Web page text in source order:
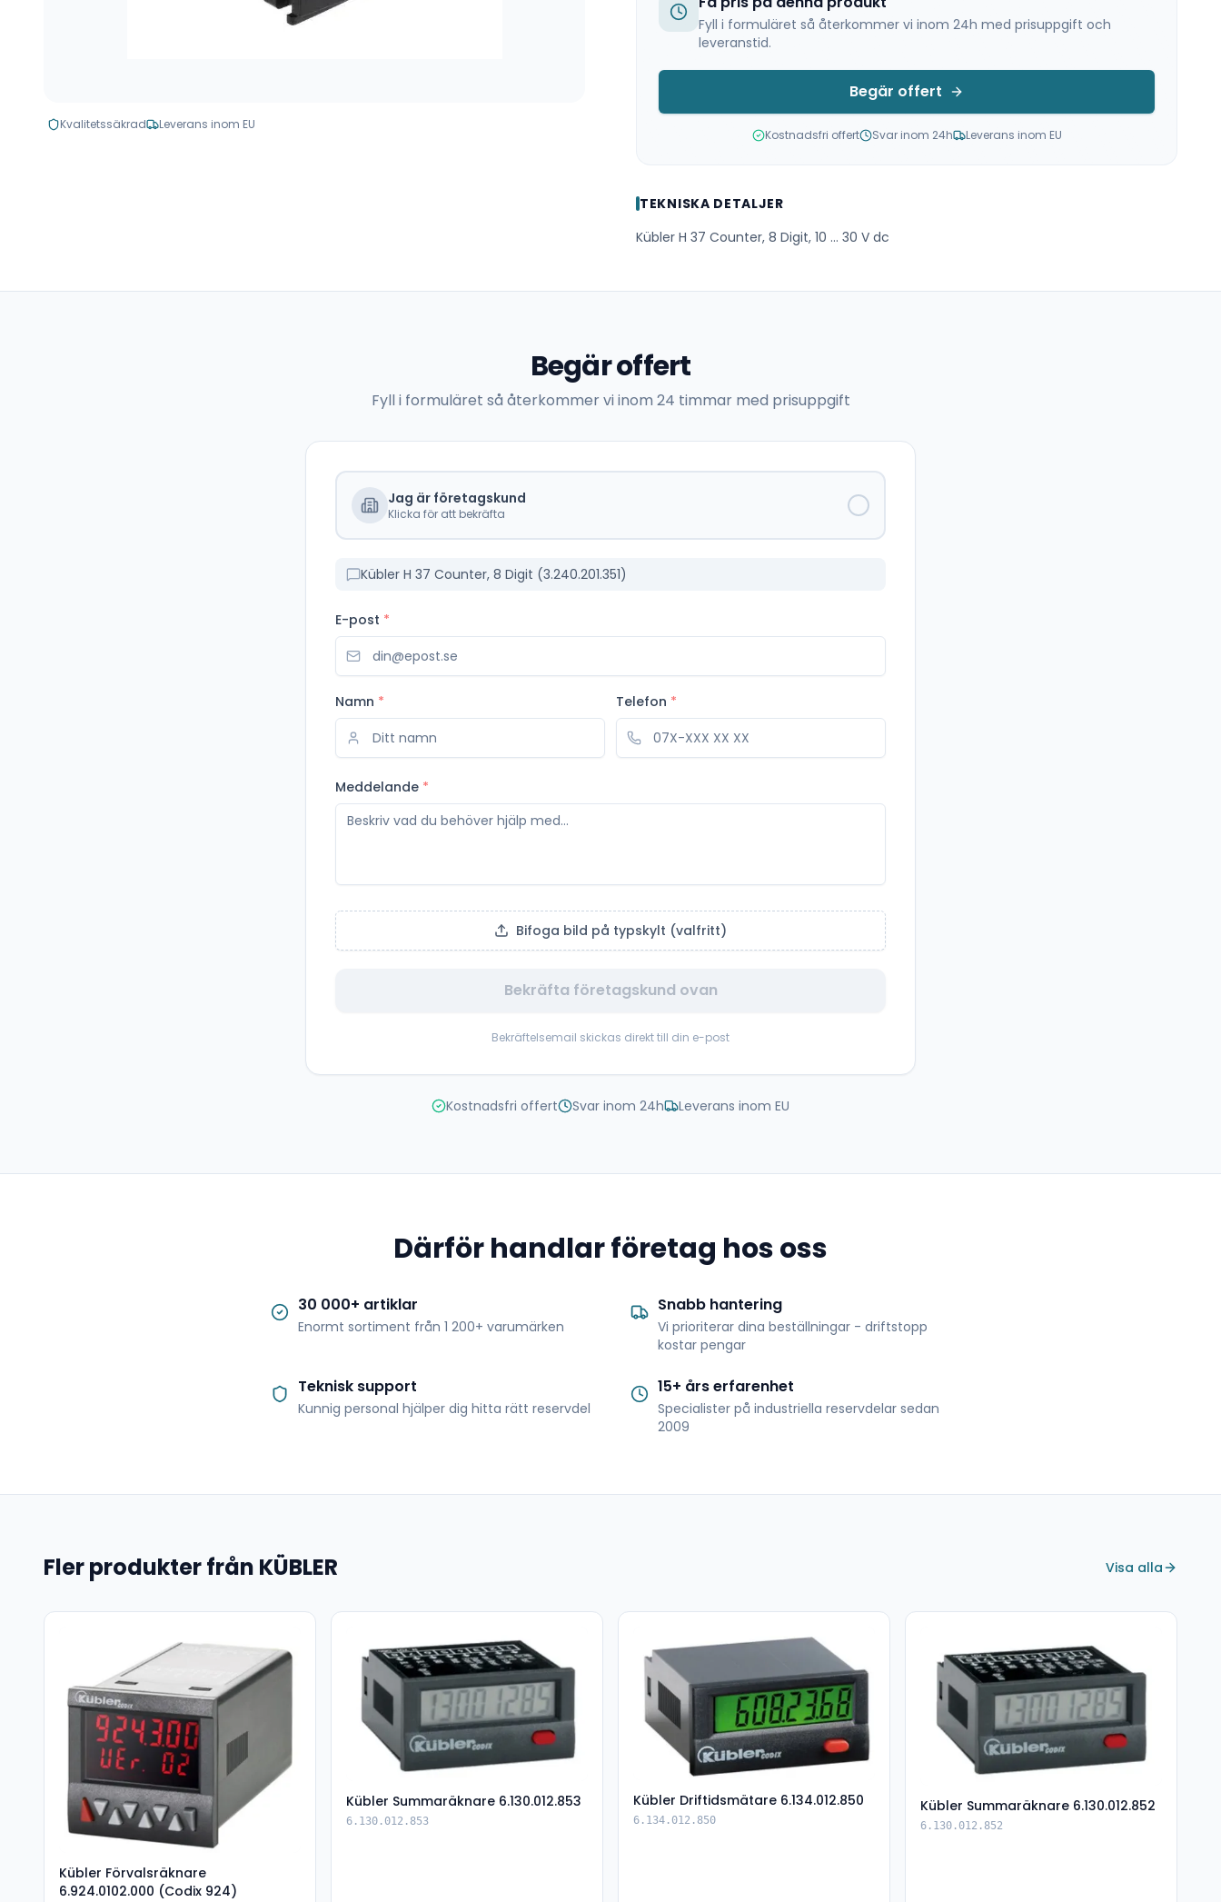
Kvalitetssäkrad Leverans inom EU
Fyll i formuläret så återkommer vi inom 24h med prisuppgift och
leveranstid.
Begär offert
Kostnadsfri offert Svar inom 24h Leverans inom EU
TEKNISKA DETALJER
Kübler H 37 Counter, 8 Digit, 10 ... 30 V dc
Begär offert
Fyll i formuläret så återkommer vi inom 24 timmar med prisuppgift
Jag är företagskund
Klicka för att bekräfta
Kübler H 37 Counter, 8 Digit (3.240.201.351)
E-post *
Namn * Telefon *
Meddelande *
Bifoga bild på typskylt (valfritt)
Bekräfta företagskund ovan
Bekräftelsemail skickas direkt till din e-post
Kostnadsfri offert Svar inom 24h Leverans inom EU
Därför handlar företag hos oss
30 000+ artiklar
Enormt sortiment från 1 200+ varumärken
Snabb hantering
Vi prioriterar dina beställningar - driftstopp
kostar pengar
Teknisk support
Kunnig personal hjälper dig hitta rätt reservdel
15+ års erfarenhet
Specialister på industriella reservdelar sedan
2009
Fler produkter från KÜBLER Visa alla
Kübler Förvalsräknare
6.924.0102.000 (Codix 924)
Kübler Summaräknare 6.130.012.853
6.130.012.853
Kübler Driftidsmätare 6.134.012.850
6.134.012.850
Kübler Summaräknare 6.130.012.852
6.130.012.852